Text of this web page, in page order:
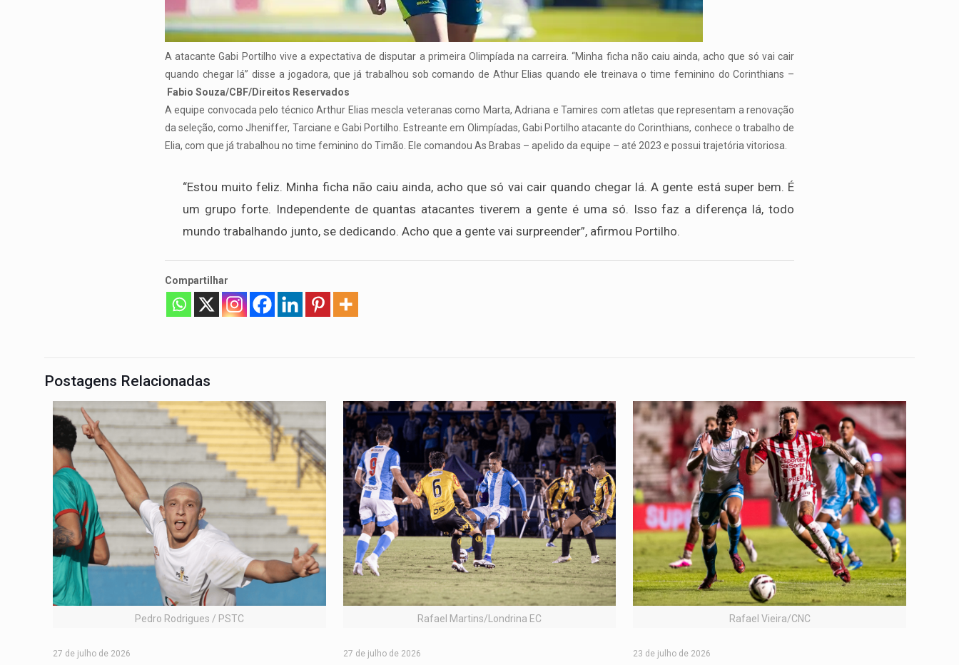
A atacante Gabi Portilho vive a expectativa de disputar a primeira Olimpíada na carreira. “Minha ficha não caiu ainda, acho que só vai cair
quando chegar lá” disse a jogadora, que já trabalhou sob comando de Athur Elias quando ele treinava o time feminino do Corinthians –
Fabio Souza/CBF/Direitos Reservados
A equipe convocada pelo técnico Arthur Elias mescla veteranas como Marta, Adriana e Tamires com atletas que representam a renovação
da seleção, como Jheniffer, Tarciane e Gabi Portilho. Estreante em Olimpíadas, Gabi Portilho atacante do Corinthians, conhece o trabalho de
Elia, com que já trabalhou no time feminino do Timão. Ele comandou As Brabas – apelido da equipe – até 2023 e possui trajetória vitoriosa.
“Estou muito feliz. Minha ficha não caiu ainda, acho que só vai cair quando chegar lá. A gente está super bem. É
um grupo forte. Independente de quantas atacantes tiverem a gente é uma só. Isso faz a diferença lá, todo
mundo trabalhando junto, se dedicando. Acho que a gente vai surpreender”, afirmou Portilho.
Compartilhar
Postagens Relacionadas
Pedro Rodrigues / PSTC
27 de julho de 2026
Rafael Martins/Londrina EC
27 de julho de 2026
Rafael Vieira/CNC
23 de julho de 2026